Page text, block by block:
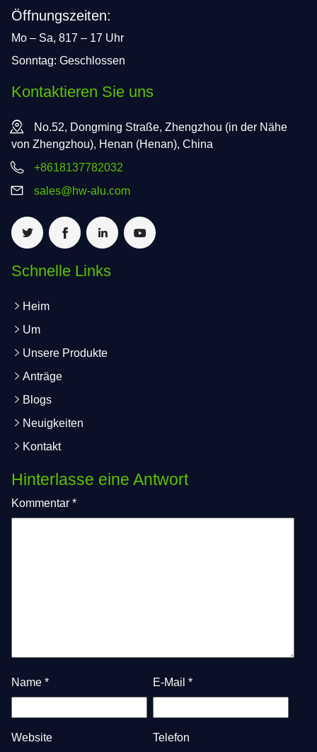
Öffnungszeiten:
Mo – Sa, 817 – 17 Uhr
Sonntag: Geschlossen
Kontaktieren Sie uns
No.52, Dongming Straße, Zhengzhou (in der Nähe
von Zhengzhou), Henan (Henan), China
+8618137782032
sales@hw-alu.com
Schnelle Links
Heim
Um
Unsere Produkte
Anträge
Blogs
Neuigkeiten
Kontakt
Hinterlasse eine Antwort
Kommentar *
Name * E-Mail *
Website Telefon